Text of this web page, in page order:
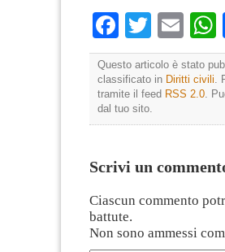
Facebook
Twitter
Questo articolo è stato
classificato in Diritti civili.
tramite il feed RSS 2.0.
dal tuo sito.
Scrivi un
Ciascun commento
battute.
Non sono ammessi